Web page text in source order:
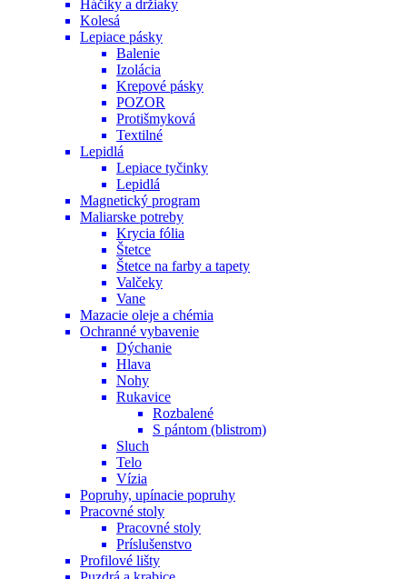
Háčiky a držiaky
Kolesá
Lepiace pásky
Balenie
Izolácia
Krepové pásky
POZOR
Protišmyková
Textilné
Lepidlá
Lepiace tyčinky
Lepidlá
Magnetický program
Maliarske potreby
Krycia fólia
Štetce
Štetce na farby a tapety
Valčeky
Vane
Mazacie oleje a chémia
Ochranné vybavenie
Dýchanie
Hlava
Nohy
Rukavice
Rozbalené
S pántom (blistrom)
Sluch
Telo
Vízia
Popruhy, upínacie popruhy
Pracovné stoly
Pracovné stoly
Príslušenstvo
Profilové lišty